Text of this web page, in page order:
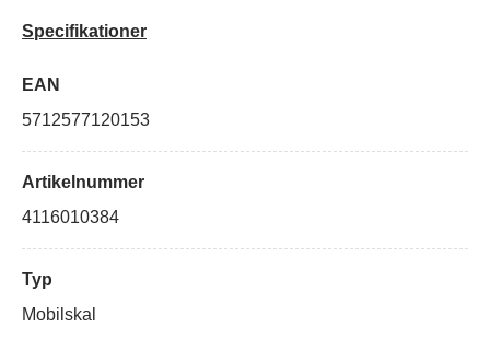
Specifikationer
EAN
5712577120153
Artikelnummer
4116010384
Typ
Mobilskal